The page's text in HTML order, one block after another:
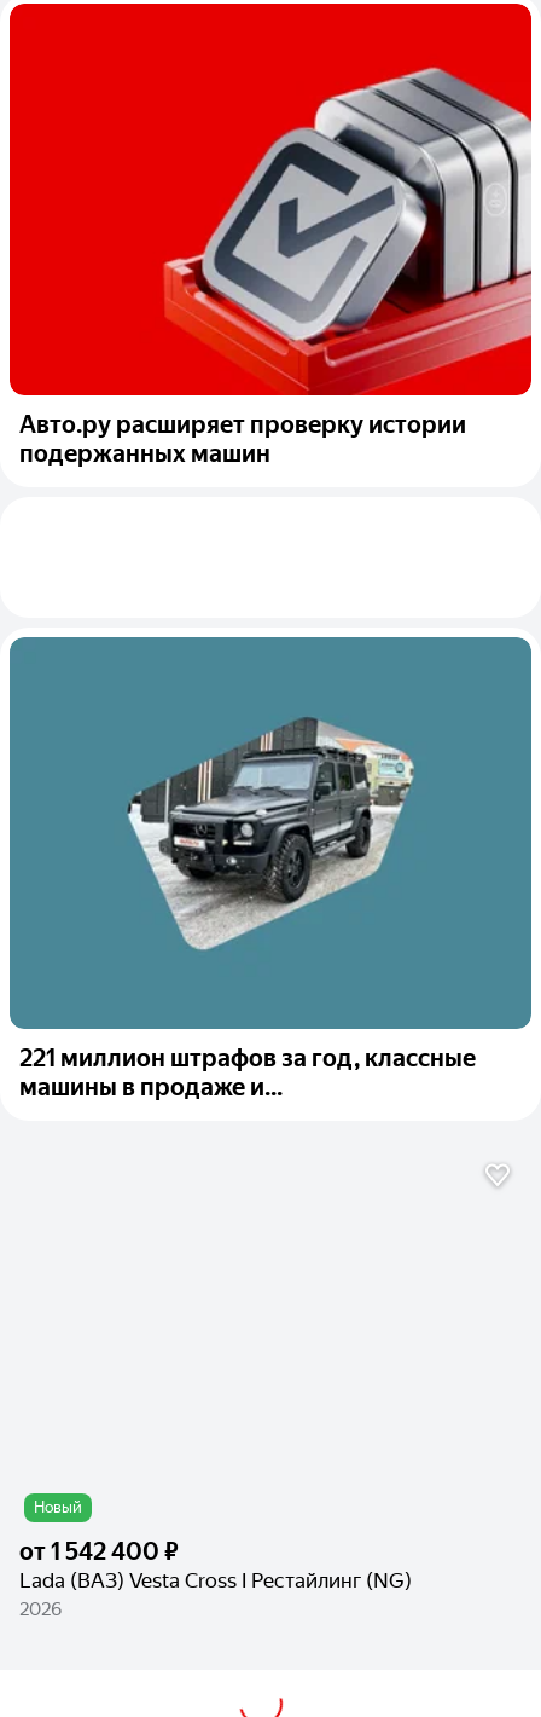
Авто.ру расширяет проверку истории
подержанных машин
221 миллион штрафов за год, классные
машины в продаже и...
Новый
от1 542 400 ₽
Lada (ВАЗ) Vesta Cross I Рестайлинг (NG)
2026